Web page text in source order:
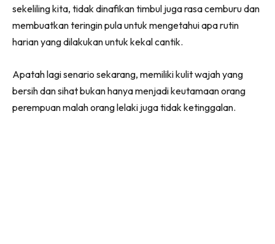
sekeliling kita, tidak dinafikan timbul juga rasa cemburu dan
membuatkan teringin pula untuk mengetahui apa rutin
harian yang dilakukan untuk kekal cantik.
Apatah lagi senario sekarang, memiliki kulit wajah yang
bersih dan sihat bukan hanya menjadi keutamaan orang
perempuan malah orang lelaki juga tidak ketinggalan.